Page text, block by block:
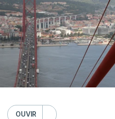
OUVIR